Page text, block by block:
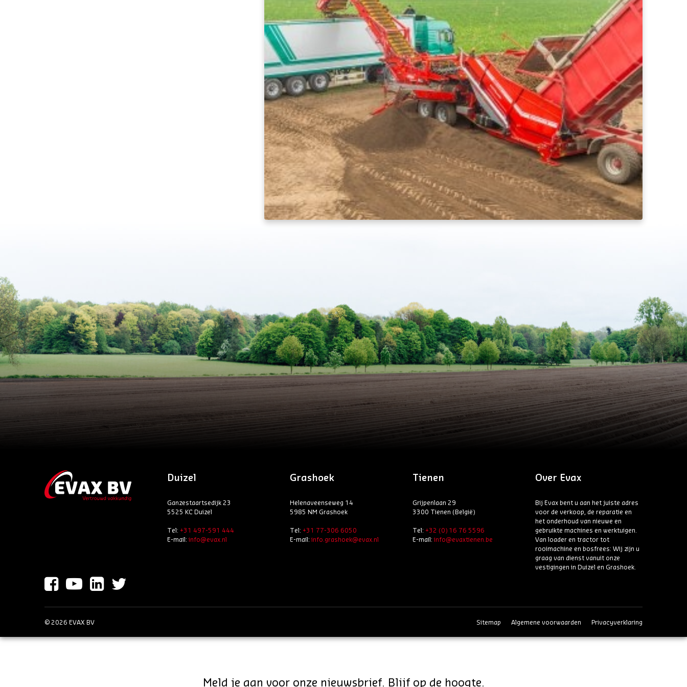
Duizel
Ganzestaartsedijk 23
5525 KC Duizel
Tel: +31 497-591 444
E-mail:info@evax.nl
Grashoek
Helenaveenseweg 14
5985 NM Grashoek
Tel: +31 77-306 6050
E-mail:info.grashoek@evax.nl
Tienen
Grijpenlaan 29
3300 Tienen (België)
Tel: +32 (0) 16 76 5596
E-mail:info@evaxtienen.be
Over Evax
Bij Evax bent u aan het juiste adres
voor de verkoop, de reparatie en
het onderhoud van nieuwe en
gebruikte machines en werktuigen.
Van loader en tractor tot
rooimachine en bosfrees: Wij zijn u
graag van dienst vanuit onze
vestigingen in Duizel en Grashoek.
© 2026 EVAX BV Sitemap Algemene voorwaarden Privacyverklaring
Meld je aan voor onze nieuwsbrief. Blijf op de hoogte.